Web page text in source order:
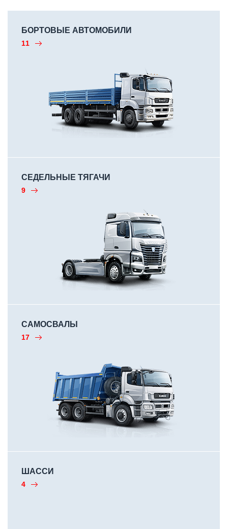
БОРТОВЫЕ АВТОМОБИЛИ
11
СЕДЕЛЬНЫЕ ТЯГАЧИ
9
САМОСВАЛЫ
17
ШАССИ
4